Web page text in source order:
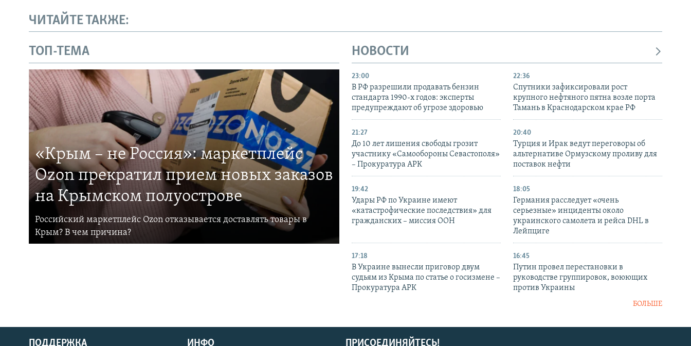
ЧИТАЙТЕ ТАКЖЕ:
ТОП-ТЕМА
«Крым – не Россия»: маркетплейс
Ozon прекратил прием новых заказов
на Крымском полуострове
Российский маркетплейс Ozon отказывается доставлять товары в
Крым? В чем причина?
НОВОСТИ
23:00
В РФ разрешили продавать бензин
стандарта 1990-х годов: эксперты
предупреждают об угрозе здоровью
22:36
Спутники зафиксировали рост
крупного нефтяного пятна возле порта
Тамань в Краснодарском крае РФ
21:27
До 10 лет лишения свободы грозит
участнику «Самообороны Севастополя»
– Прокуратура АРК
20:40
Турция и Ирак ведут переговоры об
альтернативе Ормузскому проливу для
поставок нефти
19:42
Удары РФ по Украине имеют
«катастрофические последствия» для
гражданских – миссия ООН
18:05
Германия расследует «очень
серьезные» инциденты около
украинского самолета и рейса DHL в
Лейпциге
17:18
В Украине вынесли приговор двум
судьям из Крыма по статье о госизмене –
Прокуратура АРК
16:45
Путин провел перестановки в
руководстве группировок, воюющих
против Украины
БОЛЬШЕ
ПРИСОЕДИНЯЙТЕСЬ!
ПОДДЕРЖКА ИНФО